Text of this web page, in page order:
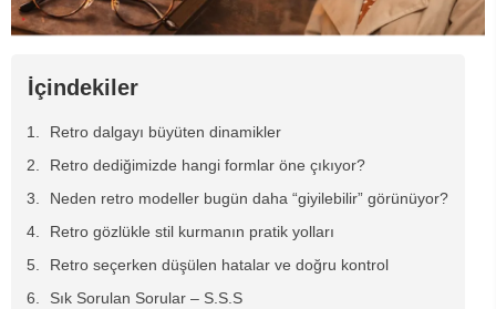
İçindekiler
Retro dalgayı büyüten dinamikler
Retro dediğimizde hangi formlar öne çıkıyor?
Neden retro modeller bugün daha “giyilebilir” görünüyor?
Retro gözlükle stil kurmanın pratik yolları
Retro seçerken düşülen hatalar ve doğru kontrol
Sık Sorulan Sorular – S.S.S